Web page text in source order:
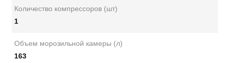
Количество компрессоров (шт)
1
Объем морозильной камеры (л)
163